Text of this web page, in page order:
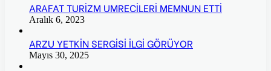
ARAFAT TURİZM UMRECİLERİ MEMNUN ETTİ
Aralık 6, 2023
ARZU YETKİN SERGİSİ İLGİ GÖRÜYOR
Mayıs 30, 2025